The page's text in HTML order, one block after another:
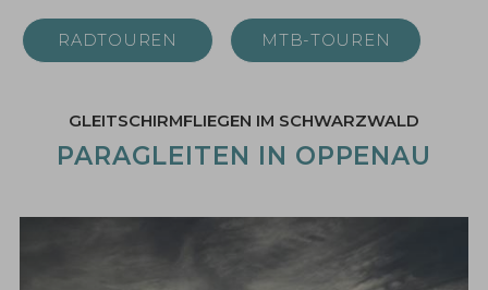
RADTOUREN MTB-TOUREN
GLEITSCHIRMFLIEGEN IM SCHWARZWALD
PARAGLEITEN IN OPPENAU